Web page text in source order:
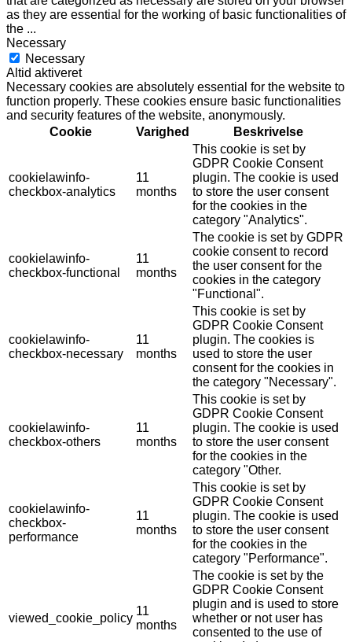
as they are essential for the working of basic functionalities of
the ...
Necessary
Necessary
Altid aktiveret
Necessary cookies are absolutely essential for the website to
function properly. These cookies ensure basic functionalities
and security features of the website, anonymously.
Cookie
Varighed Beskrivelse
cookielawinfo-
checkbox-analytics
11
months
This cookie is set by
GDPR Cookie Consent
plugin. The cookie is used
to store the user consent
for the cookies in the
category "Analytics".
cookielawinfo-
checkbox-functional
11
months
The cookie is set by GDPR
cookie consent to record
the user consent for the
cookies in the category
"Functional".
cookielawinfo-
checkbox-necessary
11
months
This cookie is set by
GDPR Cookie Consent
plugin. The cookies is
used to store the user
consent for the cookies in
the category "Necessary".
cookielawinfo-
checkbox-others
11
months
This cookie is set by
GDPR Cookie Consent
plugin. The cookie is used
to store the user consent
for the cookies in the
category "Other.
cookielawinfo-
checkbox-
performance
11
months
This cookie is set by
GDPR Cookie Consent
plugin. The cookie is used
to store the user consent
for the cookies in the
category "Performance".
viewed_cookie_policy
11
months
The cookie is set by the
GDPR Cookie Consent
plugin and is used to store
whether or not user has
consented to the use of